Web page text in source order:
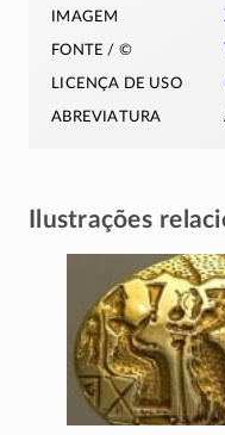
imagem
fonte / ©
licença de uso
abreviatura
Ilustrações